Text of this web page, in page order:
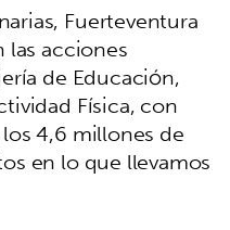
Fuerteventura
las acciones
de Educación,
Física, con
4,6 millones de
en lo que llevamos